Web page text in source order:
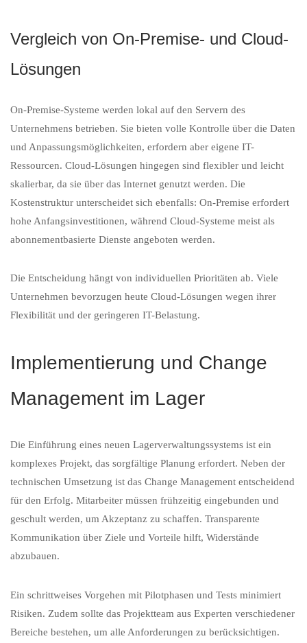
Vergleich von On-Premise- und Cloud-
Lösungen
On-Premise-Systeme werden lokal auf den Servern des
Unternehmens betrieben. Sie bieten volle Kontrolle über die Daten
und Anpassungsmöglichkeiten, erfordern aber eigene IT-
Ressourcen. Cloud-Lösungen hingegen sind flexibler und leicht
skalierbar, da sie über das Internet genutzt werden. Die
Kostenstruktur unterscheidet sich ebenfalls: On-Premise erfordert
hohe Anfangsinvestitionen, während Cloud-Systeme meist als
abonnementbasierte Dienste angeboten werden.
Die Entscheidung hängt von individuellen Prioritäten ab. Viele
Unternehmen bevorzugen heute Cloud-Lösungen wegen ihrer
Flexibilität und der geringeren IT-Belastung.
Implementierung und Change
Management im Lager
Die Einführung eines neuen Lagerverwaltungssystems ist ein
komplexes Projekt, das sorgfältige Planung erfordert. Neben der
technischen Umsetzung ist das Change Management entscheidend
für den Erfolg. Mitarbeiter müssen frühzeitig eingebunden und
geschult werden, um Akzeptanz zu schaffen. Transparente
Kommunikation über Ziele und Vorteile hilft, Widerstände
abzubauen.
Ein schrittweises Vorgehen mit Pilotphasen und Tests minimiert
Risiken. Zudem sollte das Projektteam aus Experten verschiedener
Bereiche bestehen, um alle Anforderungen zu berücksichtigen.